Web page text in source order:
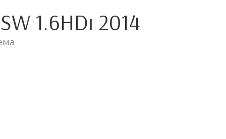
1.6HDi 2014